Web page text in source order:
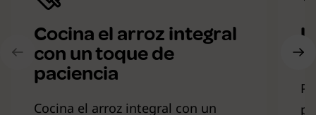
Cocina el arroz integral
con un toque de
paciencia
Cocina el arroz integral con un